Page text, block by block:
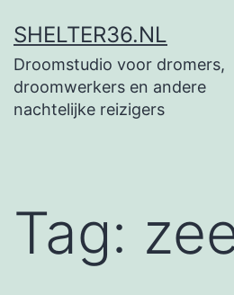
naar
de
inhoud
SHELTER36.NL
Droomstudio voor dromers,
droomwerkers en andere
nachtelijke reizigers
Tag: